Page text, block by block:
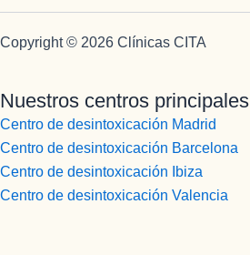
Copyright © 2026 Clínicas CITA
Nuestros centros principales
Centro de desintoxicación Madrid
Centro de desintoxicación Barcelona
Centro de desintoxicación Ibiza
Centro de desintoxicación Valencia